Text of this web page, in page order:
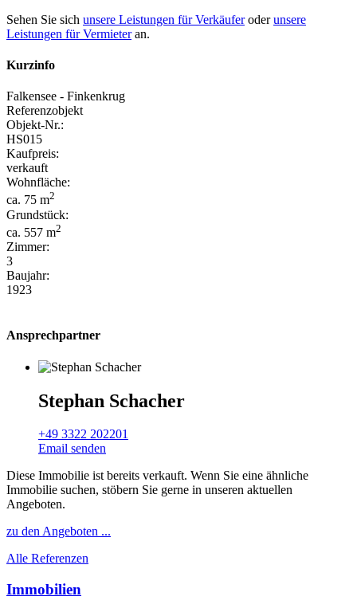
Sehen Sie sich unsere Leistungen für Verkäuferoderunsere
Leistungen für Vermieteran.
Kurzinfo
Falkensee - Finkenkrug
Referenzobjekt
Objekt-Nr.:
HS015
Kaufpreis:
verkauft
Wohnfläche:
ca. 75 m2
Grundstück:
ca. 557 m2
Zimmer:
3
Baujahr:
1923
Ansprechpartner
Stephan Schacher
+49 3322 202201
Email senden
Diese Immobilie ist bereits verkauft. Wenn Sie eine ähnliche
Immobilie suchen, stöbern Sie gerne in unseren aktuellen
Angeboten.
zu den Angeboten ...
Alle Referenzen
Immobilien